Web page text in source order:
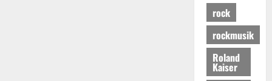
rock
rockmusik
Roland
Kaiser